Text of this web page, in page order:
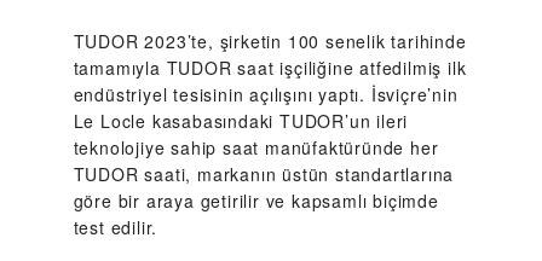
TUDOR 2023’te, şirketin 100 senelik tarihinde
tamamıyla TUDOR saat işçiliğine atfedilmiş ilk
endüstriyel tesisinin açılışını yaptı. İsviçre’nin
Le Locle kasabasındaki TUDOR’un ileri
teknolojiye sahip saat manüfaktüründe her
TUDOR saati, markanın üstün standartlarına
göre bir araya getirilir ve kapsamlı biçimde
test edilir.